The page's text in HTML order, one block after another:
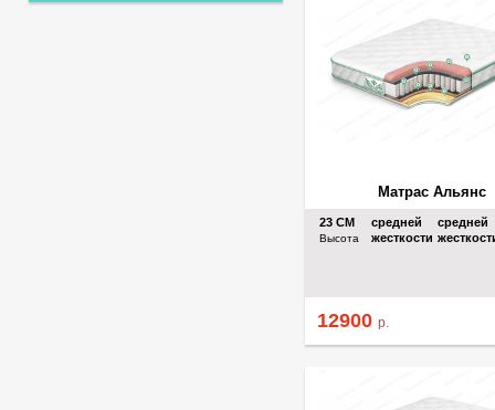
12900 р.
Матрас Альянс
23 СМ
Высота
средней
жесткости
средней